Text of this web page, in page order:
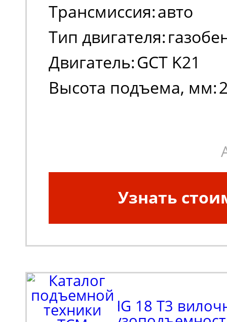
Трансмиссия:авто
Тип двигателя:
Двигатель:GCT K21
Высота подъема, мм:
Узнать